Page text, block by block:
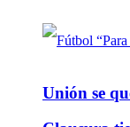
Unión se